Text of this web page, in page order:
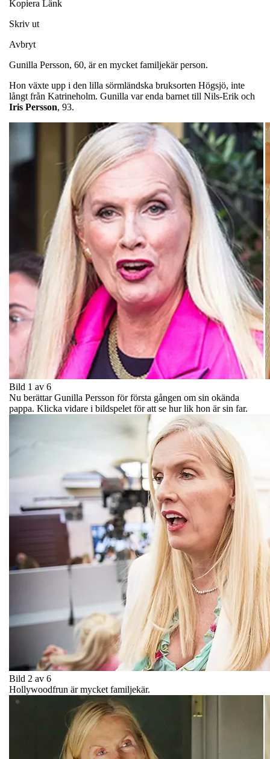
Kopiera Länk
Skriv ut
Avbryt
Gunilla Persson, 60, är en mycket familjekär person.
Hon växte upp i den lilla sörmländska bruksorten Högsjö, inte
långt från Katrineholm. Gunilla var enda barnet till Nils-Erik och
Iris Persson, 93.
Bild 1 av 6
Nu berättar Gunilla Persson för första gången om sin okända
pappa. Klicka vidare i bildspelet för att se hur lik hon är sin far.
Bild 2 av 6
Hollywoodfrun är mycket familjekär.